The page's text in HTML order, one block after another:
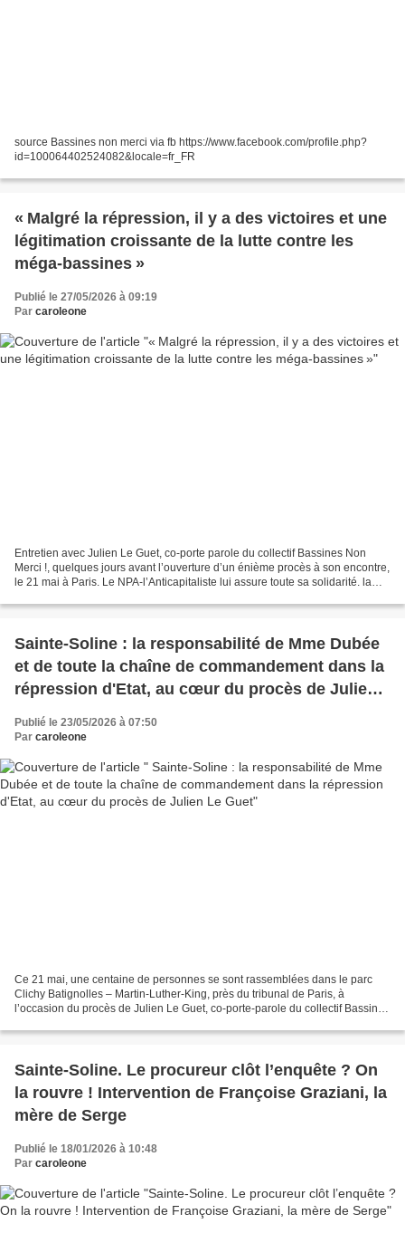
source Bassines non merci via fb https://www.facebook.com/profile.php?
id=100064402524082&locale=fr_FR
« Malgré la répression, il y a des victoires et une
légitimation croissante de la lutte contre les
méga-bassines »
Publié le 27/05/2026 à 09:19
Par caroleone
Entretien avec Julien Le Guet, co-porte parole du collectif Bassines Non
Merci !, quelques jours avant l’ouverture d’un énième procès à son encontre,
le 21 mai à Paris. Le NPA-l’Anticapitaliste lui assure toute sa solidarité. la
Sainte-Soline : la responsabilité de Mme Dubée
et de toute la chaîne de commandement dans la
répression d'Etat, au cœur du procès de Julien
Le Guet
Publié le 23/05/2026 à 07:50
Par caroleone
Ce 21 mai, une centaine de personnes se sont rassemblées dans le parc
Clichy Batignolles – Martin-Luther-King, près du tribunal de Paris, à
l’occasion du procès de Julien Le Guet, co-porte-parole du collectif Bassines
Sainte-Soline. Le procureur clôt l’enquête ? On
la rouvre ! Intervention de Françoise Graziani, la
mère de Serge
Publié le 18/01/2026 à 10:48
Par caroleone